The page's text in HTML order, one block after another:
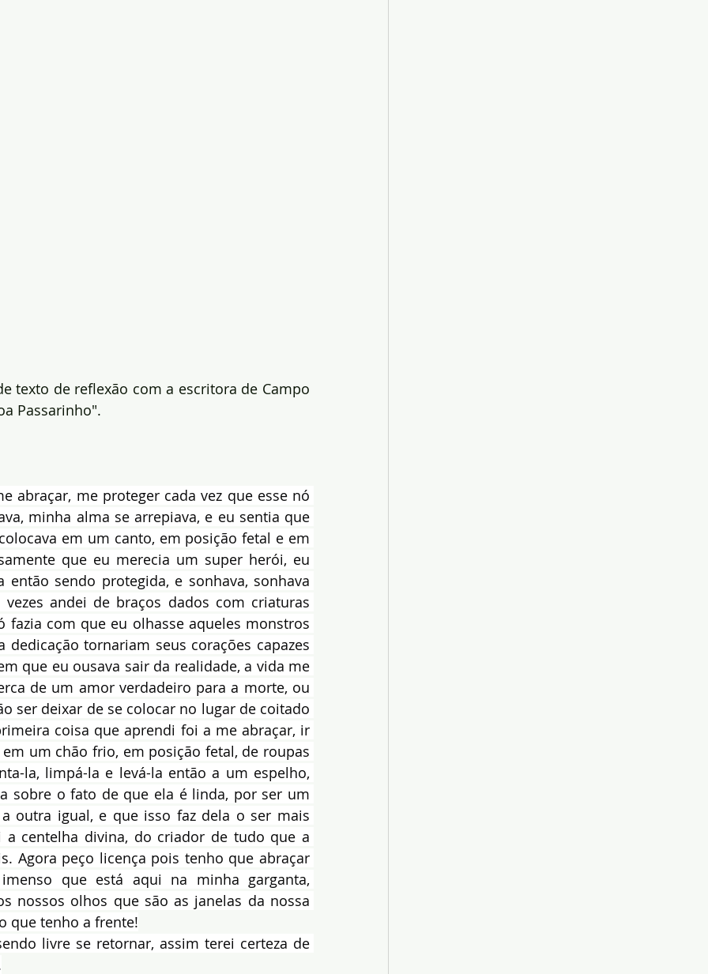
texto de reflexão com a escritora de Campo
Passarinho".
abraçar, me proteger cada vez que esse nó
minha alma se arrepiava, e eu sentia que
em um canto, em posição fetal e em
que eu merecia um super herói, eu
sendo protegida, e sonhava, sonhava
andei de braços dados com criaturas
com que eu olhasse aqueles monstros
tornariam seus corações capazes
que eu ousava sair da realidade, a vida me
de um amor verdadeiro para a morte, ou
ser deixar de se colocar no lugar de coitado
coisa que aprendi foi a me abraçar, ir
um chão frio, em posição fetal, de roupas
la, limpá-la e levá-la então a um espelho,
sobre o fato de que ela é linda, por ser um
outra igual, e que isso faz dela o ser mais
centelha divina, do criador de tudo que a
Agora peço licença pois tenho que abraçar
que está aqui na minha garganta,
nossos olhos que são as janelas da nossa
que tenho a frente!
livre se retornar, assim terei certeza de